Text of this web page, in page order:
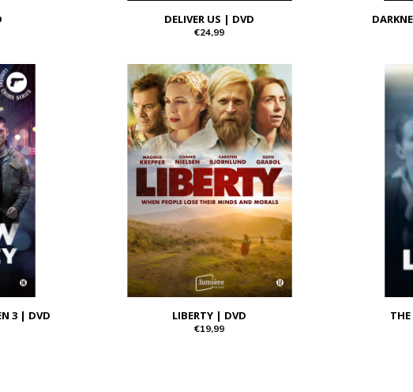
DELIVER US | DVD
€24,99
3 | DVD LIBERTY | DVD
€19,99